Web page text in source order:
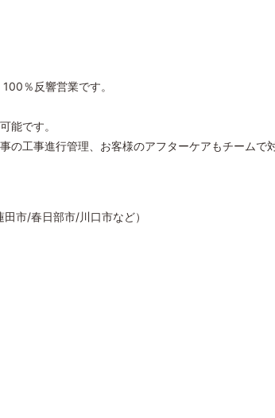
％反響営業です。
能です。
の工事進行管理、お客様のアフターケアもチームで
市/春日部市/川口市など）